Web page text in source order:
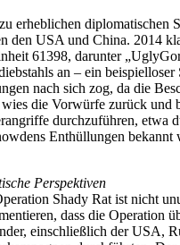
erheblichen diplomatischen
den USA und China. 2014
61398, darunter
an – ein beispielloser
nach sich zog, da die
die Vorwürfe zurück und
durchzuführen, etwa
Enthüllungen bekannt
Perspektiven
Shady Rat ist nicht
dass die Operation
einschließlich der USA,